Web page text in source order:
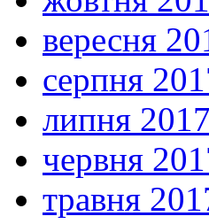
вересня
серпня
липня
червня
травня